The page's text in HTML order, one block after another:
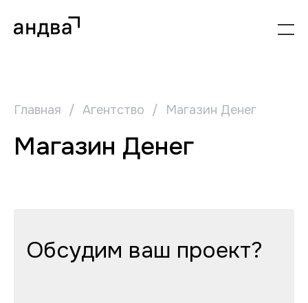
Главная / Агентство / Магазин Денег
Магазин Денег
Обсудим ваш проект?